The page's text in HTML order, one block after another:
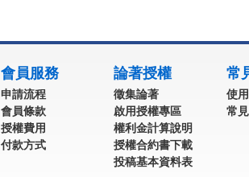
會員服務
申請流程
會員條款
授權費用
付款方式
論著授權
徵集論著
啟用授權專區
權利金計算說明
授權合約書下載
投稿基本資料表
常
使
常